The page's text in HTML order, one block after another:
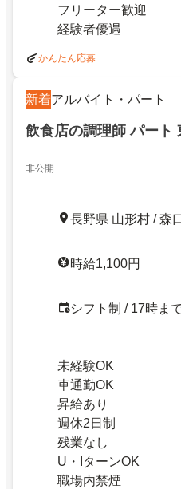
フリーター歓迎
経験者優遇
かんたん応募
新着アルバイト・パート
飲食店の調理師 パート
非公開
長野県 山形村 / 森
時給1,100円
シフト制 / 17時ま
未経験OK
車通勤OK
昇給あり
週休2日制
残業なし
U・IターンOK
職場内禁煙